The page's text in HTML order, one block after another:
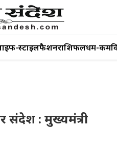
स्टाइलफैशनराशिफलधर्म-कर्म
संदेश : मुख्यमंत्री